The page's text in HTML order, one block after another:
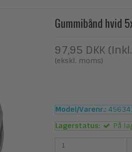
Gummibånd hvid
97,95 DKK
(ekskl. moms)
Model/Varenr.:
Lagerstatus:
På